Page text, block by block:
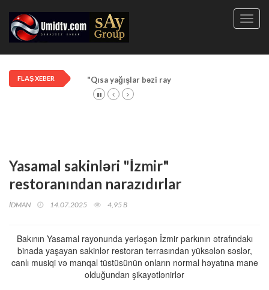
FLAŞ XEBER "Qısa yağışlar bəzi rayonlarda davam edir"
Yasamal sakinləri "İzmir"
restoranından narazıdırlar
İDMAN 14.07.2025 4,95 B
Bakının Yasamal rayonunda yerləşən İzmir parkının ətrafındakı
binada yaşayan sakinlər restoran terrasından yüksələn səslər,
canlı musiqi və manqal tüstüsünün onların normal həyatına mane
olduğundan şikayətlənirlər